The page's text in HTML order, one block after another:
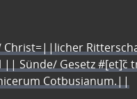
Sünde/ Gesetz
Cotbusianum.||